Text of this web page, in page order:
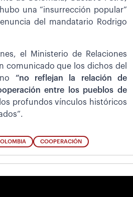
una “insurrección popular”
del mandatario Rodrigo
el Ministerio de Relaciones
comunicado que los dichos del
“no reflejan la relación de
entre los pueblos de
profundos vínculos históricos
COOPERACIÓN